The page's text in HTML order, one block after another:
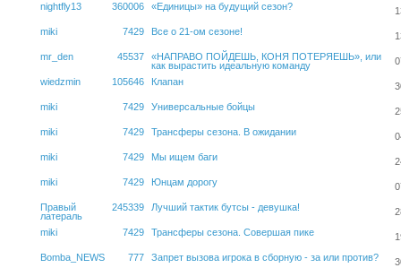
nightfly13
360006 «Единицы» на будущий сезон?
miki
7429 Все о 21-ом сезоне!
mr_den
45537
«НАПРАВО ПОЙДЕШЬ, КОНЯ ПОТЕРЯЕШЬ», или
как вырастить идеальную команду
wiedzmin
105646 Клапан
miki
7429 Универсальные бойцы
miki
7429 Трансферы сезона. В ожидании
miki
7429 Мы ищем баги
miki
7429 Юнцам дорогу
Правый
латераль
245339 Лучший тактик бутсы - девушка!
miki
7429 Трансферы сезона. Совершая пике
Bomba_NEWS
777 Запрет вызова игрока в сборную - за или против?